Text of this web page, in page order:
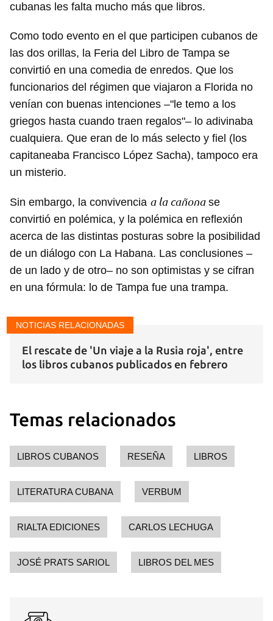
cubanas les falta mucho más que libros.
Como todo evento en el que participen cubanos de
las dos orillas, la Feria del Libro de Tampa se
convirtió en una comedia de enredos. Que los
funcionarios del régimen que viajaron a Florida no
venían con buenas intenciones –"le temo a los
griegos hasta cuando traen regalos"– lo adivinaba
cualquiera. Que eran de lo más selecto y fiel (los
capitaneaba Francisco López Sacha), tampoco era
un misterio.
Sin embargo, la convivencia a la cañonase
convirtió en polémica, y la polémica en reflexión
acerca de las distintas posturas sobre la posibilidad
de un diálogo con La Habana. Las conclusiones –
de un lado y de otro– no son optimistas y se cifran
en una fórmula: lo de Tampa fue una trampa.
NOTICIAS RELACIONADAS
El rescate de 'Un viaje a la Rusia roja', entre
los libros cubanos publicados en febrero
Temas relacionados
LIBROS CUBANOS RESEÑA LIBROS
LITERATURA CUBANA VERBUM
RIALTA EDICIONES CARLOS LECHUGA
JOSÉ PRATS SARIOL LIBROS DEL MES